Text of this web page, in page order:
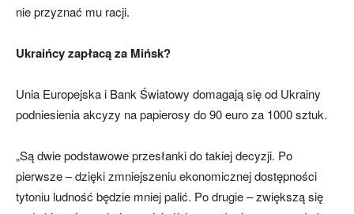
nie przyznać mu racji.
Ukraińcy zapłacą za Mińsk?
Unia Europejska i Bank Światowy domagają się od Ukrainy
podniesienia akcyzy na papierosy do 90 euro za 1000 sztuk.
„Są dwie podstawowe przesłanki do takiej decyzji. Po
pierwsze – dzięki zmniejszeniu ekonomicznej dostępności
tytoniu ludność będzie mniej palić. Po drugie – zwiększą się